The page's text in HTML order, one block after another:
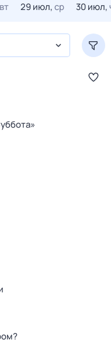
вт 29 июл,ср 30 июл,